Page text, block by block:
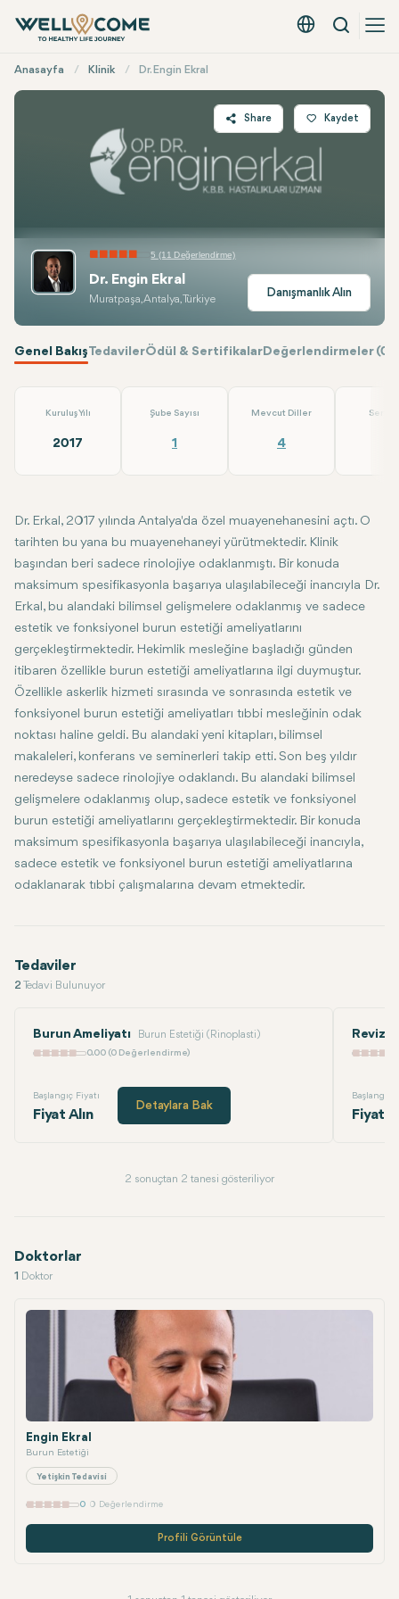
Türkçe - EUR
Arama
Menü
Anasayfa Klinik Dr. Engin Ekral
5 (11 Değerlendirme)
Dr. Engin Ekral
Muratpaşa, Antalya, Türkiye
Share
Twitter
Facebook
E-mail
Kaydet
Danışmanlık Alın
Genel BakışTedavilerÖdül & SertifikalarDeğerlendirmeler (0)
Kuruluş Yılı
2017
Şube Sayısı
1
Mevcut Diller
4
Dr. Erkal, 2017 yılında Antalya'da özel muayenehanesini açtı. O
tarihten bu yana bu muayenehaneyi yürütmektedir. Klinik
başından beri sadece rinolojiye odaklanmıştı. Bir konuda
maksimum spesifikasyonla başarıya ulaşılabileceği inancıyla Dr.
Erkal, bu alandaki bilimsel gelişmelere odaklanmış ve sadece
estetik ve fonksiyonel burun estetiği ameliyatlarını
gerçekleştirmektedir. Hekimlik mesleğine başladığı günden
itibaren özellikle burun estetiği ameliyatlarına ilgi duymuştur.
Özellikle askerlik hizmeti sırasında ve sonrasında estetik ve
fonksiyonel burun estetiği ameliyatları tıbbi mesleğinin odak
noktası haline geldi. Bu alandaki yeni kitapları, bilimsel
makaleleri, konferans ve seminerleri takip etti. Son beş yıldır
neredeyse sadece rinolojiye odaklandı. Bu alandaki bilimsel
gelişmelere odaklanmış olup, sadece estetik ve fonksiyonel
burun estetiği ameliyatlarını gerçekleştirmektedir. Bir konuda
maksimum spesifikasyonla başarıya ulaşılabileceği inancıyla,
sadece estetik ve fonksiyonel burun estetiği ameliyatlarına
odaklanarak tıbbi çalışmalarına devam etmektedir.
Tedaviler
2 Tedavi Bulunuyor
Burun Ameliyatı Burun Estetiği (Rinoplasti)
0.00 (0 Değerlendirme)
Başlangıç Fiyatı
Fiyat Alın
Detaylara Bak
Başlangıç
Fiyat
2 sonuçtan 2 tanesi gösteriliyor
Doktorlar
1 Doktor
Engin Ekral
Burun Estetiği
Yetişkin Tedavisi
0 0 Değerlendirme
Profili Görüntüle